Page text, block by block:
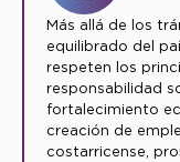
Más allá de los
equilibrado del
respeten los
responsabilidad
fortalecimiento
creación de
costarricense,